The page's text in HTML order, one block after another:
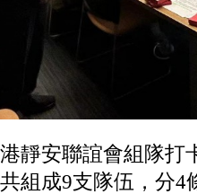
靜安聯誼會組隊打
組成9支隊伍，分